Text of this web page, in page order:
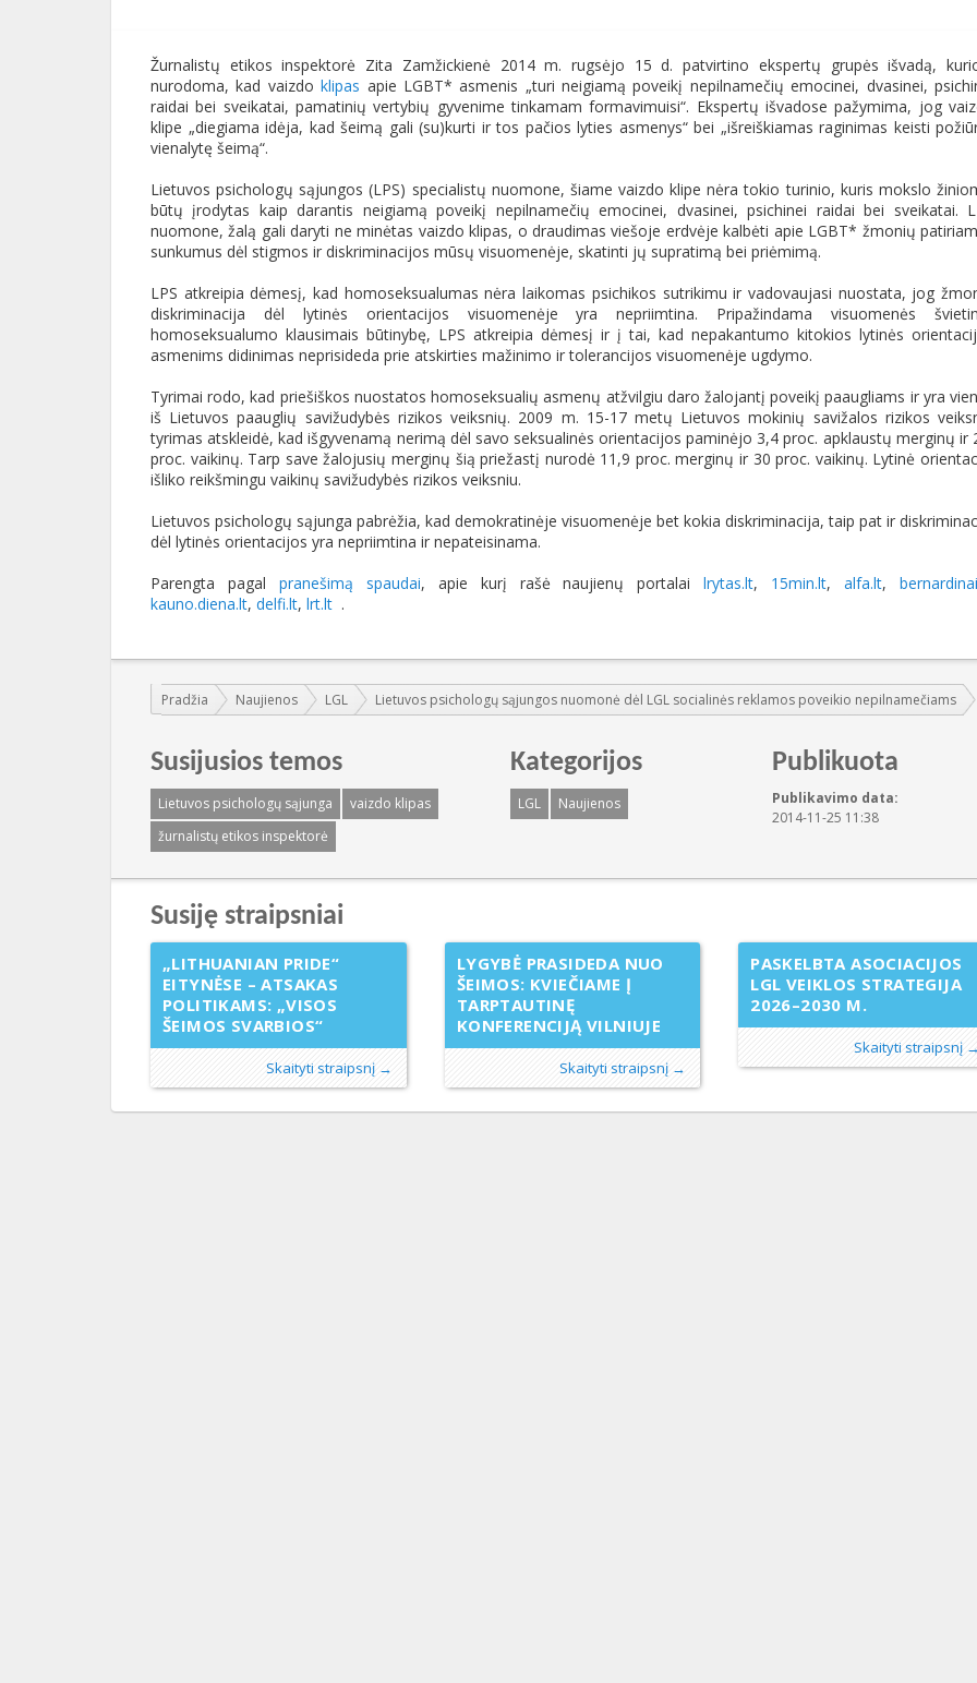
Žurnalistų etikos inspektorė Zita Zamžickienė 2014 m. rugsėjo 15 d. patvirtino ekspertų grupės išvadą,
nurodoma, kad vaizdoklipas apie LGBT* asmenis „turi neigiamą poveikį nepilnamečių emocinei, dvasinei,
raidai bei sveikatai, pamatinių vertybių gyvenime tinkamam formavimuisi“. Ekspertų išvadose pažymima, jog
klipe „diegiama idėja, kad šeimą gali (su)kurti ir tos pačios lyties asmenys“ bei „išreiškiamas raginimas keisti
vienalytę šeimą“.
Lietuvos psichologų sąjungos (LPS) specialistų nuomone, šiame vaizdo klipe nėra tokio turinio, kuris mokslo
būtų įrodytas kaip darantis neigiamą poveikį nepilnamečių emocinei, dvasinei, psichinei raidai bei sveikatai.
nuomone, žalą gali daryti ne minėtas vaizdo klipas, o draudimas viešoje erdvėje kalbėti apie LGBT* žmonių
sunkumus dėl stigmos ir diskriminacijos mūsų visuomenėje, skatinti jų supratimą bei priėmimą.
LPS atkreipia dėmesį, kad homoseksualumas nėra laikomas psichikos sutrikimu ir vadovaujasi nuostata, jog
diskriminacija dėl lytinės orientacijos visuomenėje yra nepriimtina. Pripažindama visuomenės
homoseksualumo klausimais būtinybę, LPS atkreipia dėmesį ir į tai, kad nepakantumo kitokios lytinės
asmenims didinimas neprisideda prie atskirties mažinimo ir tolerancijos visuomenėje ugdymo.
Tyrimai rodo, kad priešiškos nuostatos homoseksualių asmenų atžvilgiu daro žalojantį poveikį paaugliams ir yra
iš Lietuvos paauglių savižudybės rizikos veiksnių. 2009 m. 15-17 metų Lietuvos mokinių savižalos rizikos
tyrimas atskleidė, kad išgyvenamą nerimą dėl savo seksualinės orientacijos paminėjo 3,4 proc. apklaustų merginų ir
proc. vaikinų. Tarp save žalojusių merginų šią priežastį nurodė 11,9 proc. merginų ir 30 proc. vaikinų. Lytinė
išliko reikšmingu vaikinų savižudybės rizikos veiksniu.
Lietuvos psichologų sąjunga pabrėžia, kad demokratinėje visuomenėje bet kokia diskriminacija, taip pat ir
dėl lytinės orientacijos yra nepriimtina ir nepateisinama.
Parengta pagal pranešimą spaudai, apie kurį rašė naujienų portalailrytas.lt, 15min.lt,alfa.lt,
kauno.diena.lt, delfi.lt, lrt.lt .
Jūs esate čia:
Pradžia Naujienos LGL Lietuvos psichologų sąjungos nuomonė dėl LGL socialinės reklamos poveikio nepilnamečiams
Susijusios temos
Lietuvos psichologų sąjunga
vaizdo klipas
žurnalistų etikos inspektorė
Kategorijos
LGL Naujienos
Publikuota
Publikavimo data:
2014-11-25 11:38
Susiję straipsniai
„LITHUANIAN PRIDE“
EITYNĖSE – ATSAKAS
POLITIKAMS: „VISOS
ŠEIMOS SVARBIOS“
Skaityti straipsnį →
LYGYBĖ PRASIDEDA NUO
ŠEIMOS: KVIEČIAME Į
TARPTAUTINĘ
KONFERENCIJĄ VILNIUJE
Skaityti straipsnį →
PASKELBTA ASOCIACIJOS
LGL VEIKLOS STRATEGIJA
2026–2030 M.
Skaityti straipsnį